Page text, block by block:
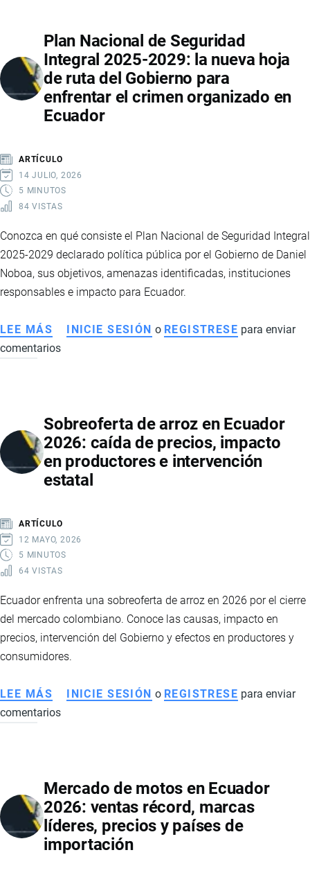
ECUADOR:
IMPLICACIONES
ECONÓMICAS,
EMPLEO
Y
Plan Nacional de Seguridad
Integral 2025-2029: la nueva hoja
de ruta del Gobierno para
enfrentar el crimen organizado en
Ecuador
ARTÍCULO
14 JULIO, 2026
5 MINUTOS
84 VISTAS
Conozca en qué consiste el Plan Nacional de Seguridad Integral
2025-2029 declarado política pública por el Gobierno de Daniel
Noboa, sus objetivos, amenazas identificadas, instituciones
responsables e impacto para Ecuador.
LEE MÁS SOBRE
PLAN
INTEGRAL
2025-
2029:
LA
DE
RUTA
DEL
EN
INICIE SESIÓN o REGISTRESE para enviar
comentarios
Sobreoferta de arroz en Ecuador
2026: caída de precios, impacto
en productores e intervención
estatal
ARTÍCULO
12 MAYO, 2026
5 MINUTOS
64 VISTAS
Ecuador enfrenta una sobreoferta de arroz en 2026 por el cierre
del mercado colombiano. Conoce las causas, impacto en
precios, intervención del Gobierno y efectos en productores y
consumidores.
LEE MÁS SOBRE
SOBREOFERTA
ECUADOR
2026:
CAÍDA
DE
INICIE SESIÓN o REGISTRESE para enviar
comentarios
Mercado de motos en Ecuador
2026: ventas récord, marcas
líderes, precios y países de
importación